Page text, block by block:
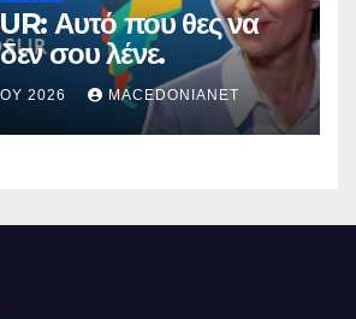
Αυτό που θες να
δεν σου λένε.
2026 MACEDONIANET